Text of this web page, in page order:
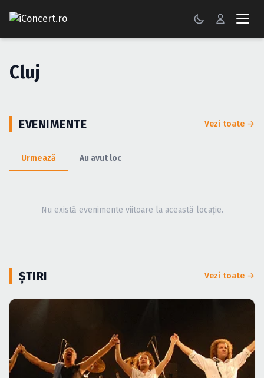
FESTIVALURI
ŞTIRI
RECENZII
Cluj
EVENIMENTE Vezi toate →
Urmează Au avut loc
Nu există evenimente viitoare la această locație.
ȘTIRI Vezi toate →